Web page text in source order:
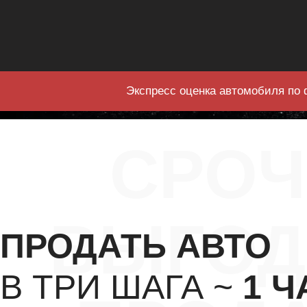
Экспресс оценка автомобиля
ПРОДАТЬ АВТО
В ТРИ ШАГА ~ 1